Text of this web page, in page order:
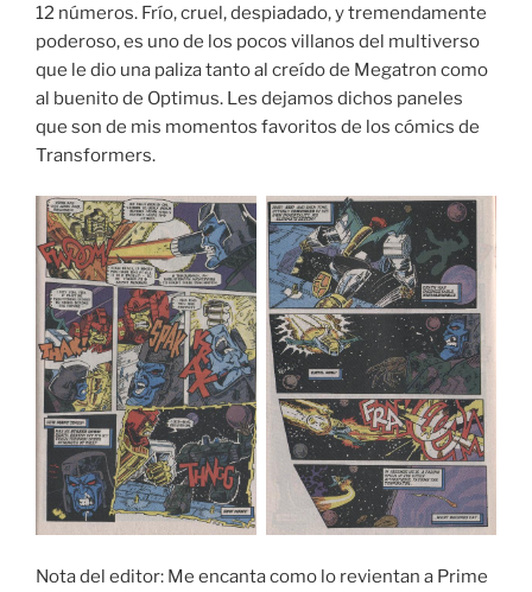
12 números. Frío, cruel, despiadado, y tremendamente
poderoso, es uno de los pocos villanos del multiverso
que le dio una paliza tanto al creído de Megatron como
al buenito de Optimus. Les dejamos dichos paneles
que son de mis momentos favoritos de los cómics de
Transformers.
Nota del editor: Me encanta como lo revientan a Prime